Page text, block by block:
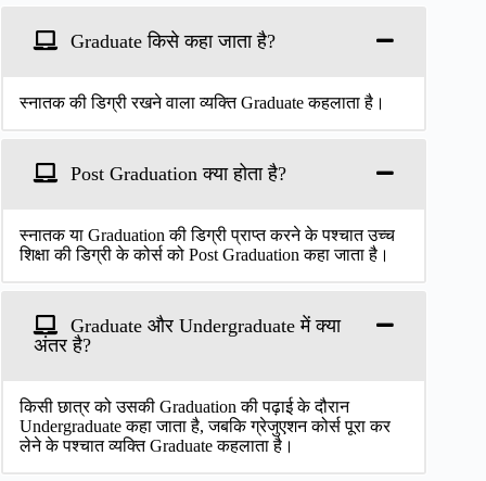
Graduate किसे कहा जाता है?
स्नातक की डिग्री रखने वाला व्यक्ति Graduate कहलाता है।
Post Graduation क्या होता है?
स्नातक या Graduation की डिग्री प्राप्त करने के पश्चात उच्च
शिक्षा की डिग्री के कोर्स को Post Graduation कहा जाता है।
Graduate और Undergraduate में क्या
अंतर है?
किसी छात्र को उसकी Graduation की पढ़ाई के दौरान
Undergraduate कहा जाता है, जबकि ग्रेजुएशन कोर्स पूरा कर
लेने के पश्चात व्यक्ति Graduate कहलाता है।